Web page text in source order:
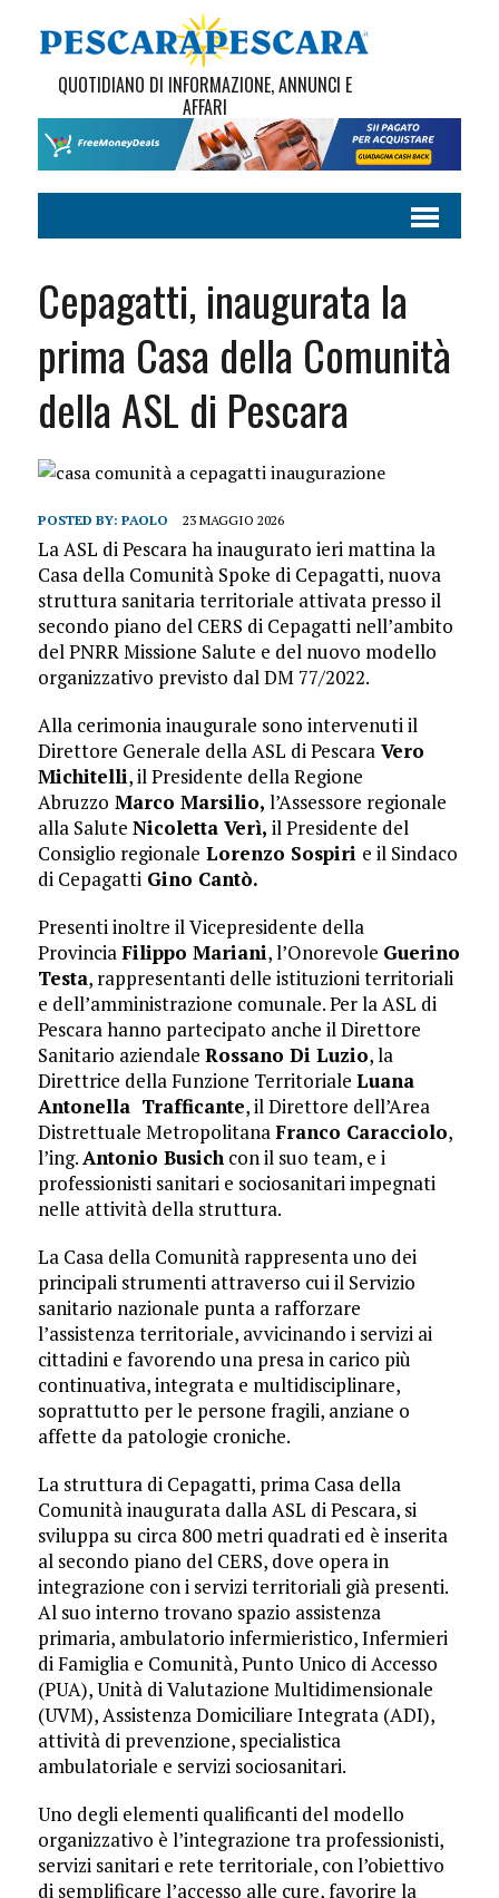
QUOTIDIANO DI INFORMAZIONE, ANNUNCI E
AFFARI
Cepagatti, inaugurata la
prima Casa della Comunità
della ASL di Pescara
POSTED BY: PAOLO 23 MAGGIO 2026
La ASL di Pescara ha inaugurato ieri mattina la
Casa della Comunità Spoke di Cepagatti, nuova
struttura sanitaria territoriale attivata presso il
secondo piano del CERS di Cepagatti nell’ambito
del PNRR Missione Salute e del nuovo modello
organizzativo previsto dal DM 77/2022.
Alla cerimonia inaugurale sono intervenuti il
Direttore Generale della ASL di PescaraVero
Michitelli, il Presidente della Regione
Abruzzo Marco Marsilio, l’Assessore regionale
alla Salute Nicoletta Verì, il Presidente del
Consiglio regionale Lorenzo Sospiri e il Sindaco
di CepagattiGino Cantò.
Presenti inoltre il Vicepresidente della
ProvinciaFilippo Mariani, l’Onorevole Guerino
Testa, rappresentanti delle istituzioni territoriali
e dell’amministrazione comunale. Per la ASL di
Pescara hanno partecipato anche il Direttore
Sanitario aziendale Rossano Di Luzio, la
Direttrice della Funzione Territoriale Luana
Antonella Trafficante, il Direttore dell’Area
Distrettuale MetropolitanaFranco Caracciolo,
l’ing.Antonio Busichcon il suo team, e i
professionisti sanitari e sociosanitari impegnati
nelle attività della struttura.
La Casa della Comunità rappresenta uno dei
principali strumenti attraverso cui il Servizio
sanitario nazionale punta a rafforzare
l’assistenza territoriale, avvicinando i servizi ai
cittadini e favorendo una presa in carico più
continuativa, integrata e multidisciplinare,
soprattutto per le persone fragili, anziane o
affette da patologie croniche.
La struttura di Cepagatti, prima Casa della
Comunità inaugurata dalla ASL di Pescara, si
sviluppa su circa 800 metri quadrati ed è inserita
al secondo piano del CERS, dove opera in
integrazione con i servizi territoriali già presenti.
Al suo interno trovano spazio assistenza
primaria, ambulatorio infermieristico, Infermieri
di Famiglia e Comunità, Punto Unico di Accesso
(PUA), Unità di Valutazione Multidimensionale
(UVM), Assistenza Domiciliare Integrata (ADI),
attività di prevenzione, specialistica
ambulatoriale e servizi sociosanitari.
Uno degli elementi qualificanti del modello
organizzativo è l’integrazione tra professionisti,
servizi sanitari e rete territoriale, con l’obiettivo
di semplificare l’accesso alle cure, favorire la